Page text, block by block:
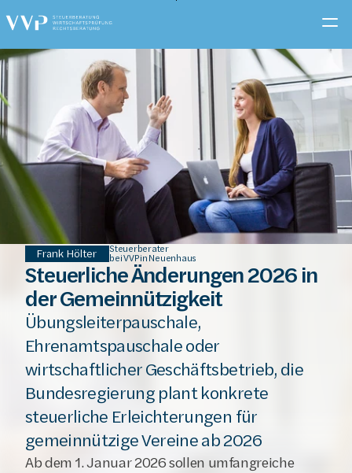
Frank Hölter Steuerberater
bei VVP in Neuenhaus
Steuerliche Änderungen 2026 in
der Gemeinnützigkeit
Übungsleiterpauschale,
Ehrenamtspauschale oder
wirtschaftlicher Geschäftsbetrieb, die
Bundesregierung plant konkrete
steuerliche Erleichterungen für
gemeinnützige Vereine ab 2026
Ab dem 1. Januar 2026 sollen umfangreiche